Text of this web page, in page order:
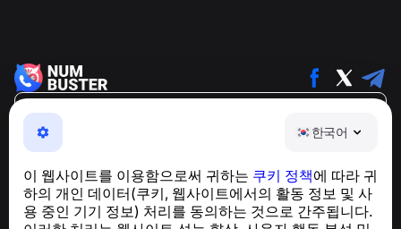
한국어
이 웹사이트를 이용함으로써 귀하는 쿠키 정책에 따라 귀
하의 개인 데이터(쿠키, 웹사이트에서의 활동 정보 및 사
용 중인 기기 정보) 처리를 동의하는 것으로 간주됩니다.
NumBuster © 2013—2026 ·
support@numbuster.com
하는 간편한 앱
GDPR 준수 관련 문의:support@numbuster.com